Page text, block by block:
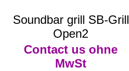
Soundbar grill SB-Grill
Open2
Contact us ohne
MwSt